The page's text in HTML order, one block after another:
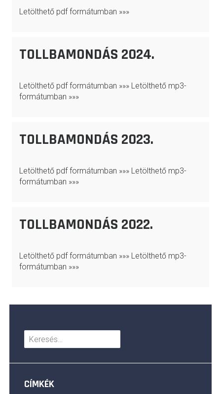
Letölthető pdf formátumban »»»
TOLLBAMONDÁS 2024.
Letölthető pdf formátumban »»» Letölthető mp3-
formátumban »»»
TOLLBAMONDÁS 2023.
Letölthető pdf formátumban »»» Letölthető mp3-
formátumban »»»
TOLLBAMONDÁS 2022.
Letölthető pdf formátumban »»» Letölthető mp3-
formátumban »»»
Keresés:
CÍMKÉK